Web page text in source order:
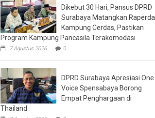
Dikebut 30 Hari, Pansus DPRD
Surabaya Matangkan Raperda
Kampung Cerdas, Pastikan
Program Kampung Pancasila Terakomodasi
7 Agustus 2026 0
DPRD Surabaya Apresiasi One
Voice Spensabaya Borong
Empat Penghargaan di
Thailand